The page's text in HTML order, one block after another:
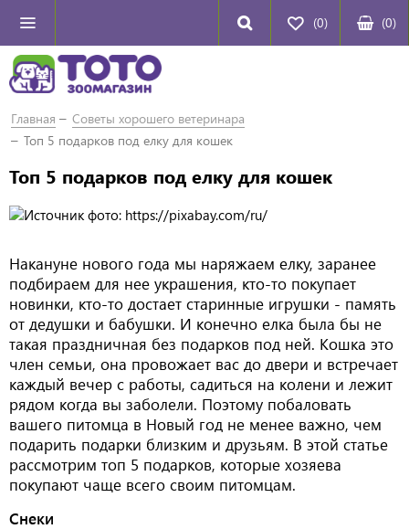
(0) (0)
Главная
Советы хорошего ветеринара
Топ 5 подарков под елку для кошек
Топ 5 подарков под елку для кошек
Накануне нового года мы наряжаем елку, заранее
подбираем для нее украшения, кто-то покупает
новинки, кто-то достает старинные игрушки - память
от дедушки и бабушки. И конечно елка была бы не
такая праздничная без подарков под ней. Кошка это
член семьи, она провожает вас до двери и встречает
каждый вечер с работы, садиться на колени и лежит
рядом когда вы заболели. Поэтому побаловать
вашего питомца в Новый год не менее важно, чем
подарить подарки близким и друзьям. В этой статье
рассмотрим топ 5 подарков, которые хозяева
покупают чаще всего своим питомцам.
Снеки